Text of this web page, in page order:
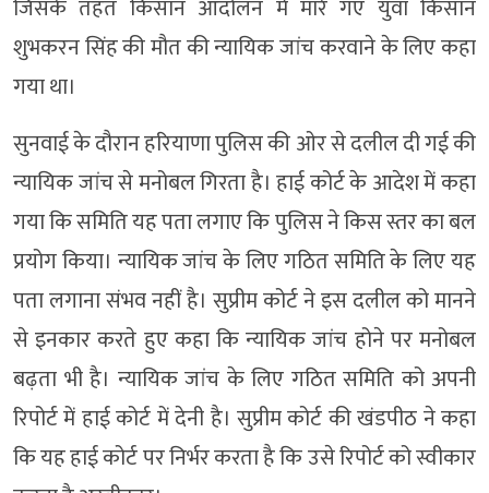
जिसके तहत किसान आंदोलन में मारे गए युवा किसान
शुभकरन सिंह की मौत की न्यायिक जांच करवाने के लिए कहा
गया था।
सुनवाई के दौरान हरियाणा पुलिस की ओर से दलील दी गई की
न्यायिक जांच से मनोबल गिरता है। हाई कोर्ट के आदेश में कहा
गया कि समिति यह पता लगाए कि पुलिस ने किस स्तर का बल
प्रयोग किया। न्यायिक जांच के लिए गठित समिति के लिए यह
पता लगाना संभव नहीं है। सुप्रीम कोर्ट ने इस दलील को मानने
से इनकार करते हुए कहा कि न्यायिक जांच होने पर मनोबल
बढ़ता भी है। न्यायिक जांच के लिए गठित समिति को अपनी
रिपोर्ट में हाई कोर्ट में देनी है। सुप्रीम कोर्ट की खंडपीठ ने कहा
कि यह हाई कोर्ट पर निर्भर करता है कि उसे रिपोर्ट को स्वीकार